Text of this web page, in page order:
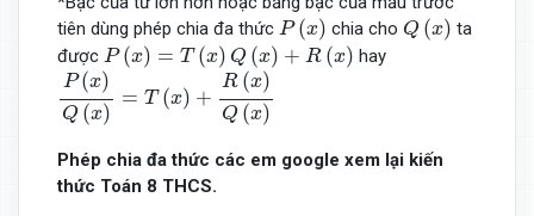
tiên dùng phép chia đa thức P (x)
P(x chia cho Q (x)
Q( x )
ta
được P (x) = T (x) Q (x) + R (x)
P(x) = T x)Q( x) +R( ) hay
P (x)
Q (x)
= T (x) +
R (x)
Q (x)
P(x Q x) =T R x)Q(x)
Phép chia đa thức các em google xem lại kiến
thức Toán 8 THCS.